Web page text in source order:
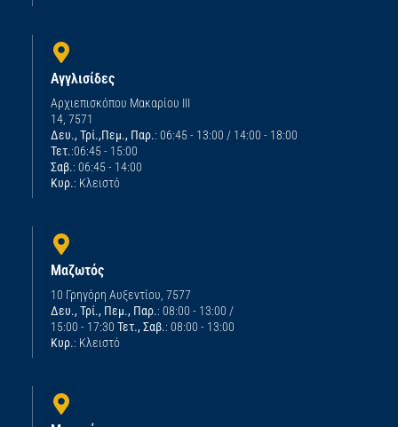
Αγγλισίδες
Αρχιεπισκόπου Μακαρίου ΙΙΙ
14, 7571
Δευ., Τρί.,Πεμ., Παρ.: 06:45 - 13:00 / 14:00 - 18:00
Τετ.:06:45 - 15:00
Σαβ.: 06:45 - 14:00
Κυρ.: Κλειστό
Μαζωτός
10 Γρηγόρη Αυξεντίου, 7577
Δευ., Τρί., Πεμ., Παρ.: 08:00 - 13:00 /
15:00 - 17:30 Τετ., Σαβ.: 08:00 - 13:00
Κυρ.: Κλειστό